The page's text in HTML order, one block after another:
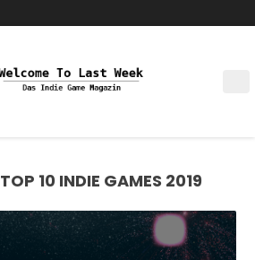
TOP 10 INDIE GAMES 2019